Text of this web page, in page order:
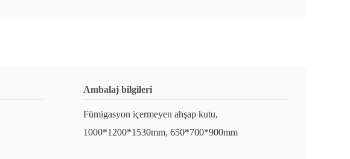
Ambalaj bilgileri
Fümigasyon içermeyen ahşap kutu,
1000*1200*1530mm, 650*700*900mm